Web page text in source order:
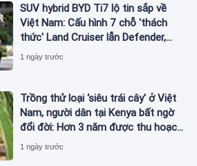
SUV hybrid BYD Ti7 lộ tin sắp về
Việt Nam: Cấu hình 7 chỗ 'thách
thức' Land Cruiser lẫn Defender,
chạy thuần điện hơn 150 km, dự
1 ngày trước
Trồng thử loại ‘siêu trái cây' ở Việt
Nam, người dân tại Kenya bất ngờ
đổi đời: Hơn 3 năm được thu hoạch,
sản lượng không đủ để bán
1 ngày trước